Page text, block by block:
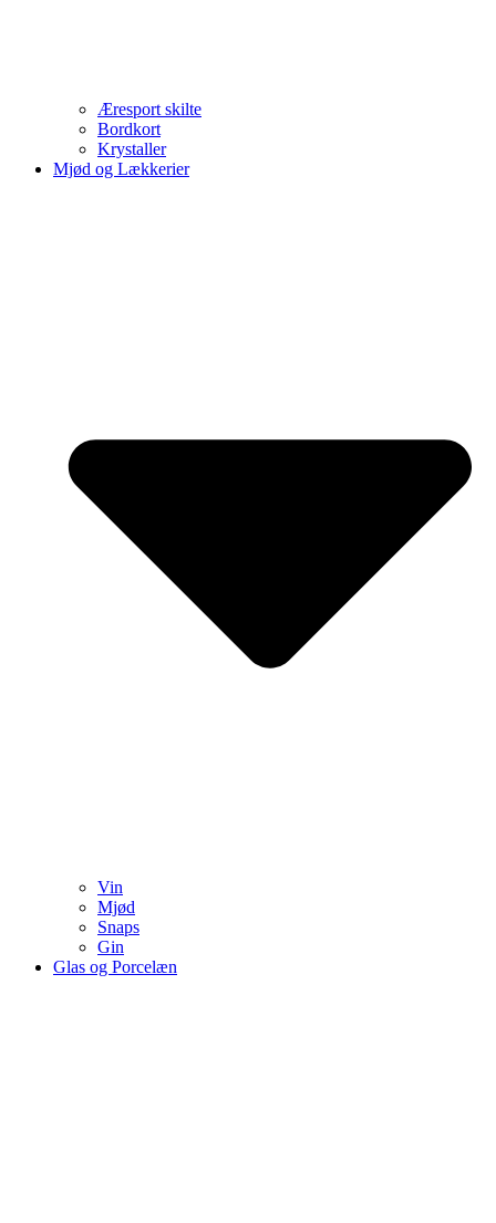
Æresport skilte
Bordkort
Krystaller
Mjød og Lækkerier
Vin
Mjød
Snaps
Gin
Glas og Porcelæn